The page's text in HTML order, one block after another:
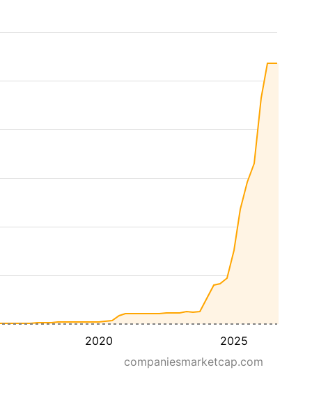
2020 2025
companiesmarketcap.com